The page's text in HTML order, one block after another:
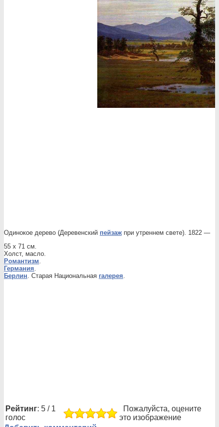
Одинокое дерево (Деревенский пейзаж при утреннем свете). 1822 —
55 x 71 см.
Холст, масло.
Романтизм.
Германия.
Берлин. Старая Национальная галерея.
Рейтинг: 5 / 1
голос
Пожалуйста, оцените
это изображение